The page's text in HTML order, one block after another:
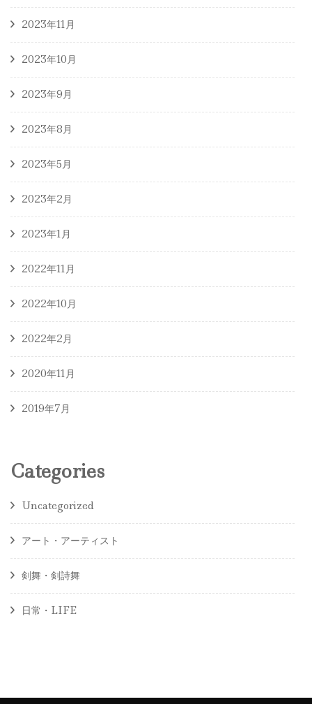
2023年11月
2023年10月
2023年9月
2023年8月
2023年5月
2023年2月
2023年1月
2022年11月
2022年10月
2022年2月
2020年11月
2019年7月
Categories
Uncategorized
アート・アーティスト
剣舞・剣詩舞
日常・LIFE